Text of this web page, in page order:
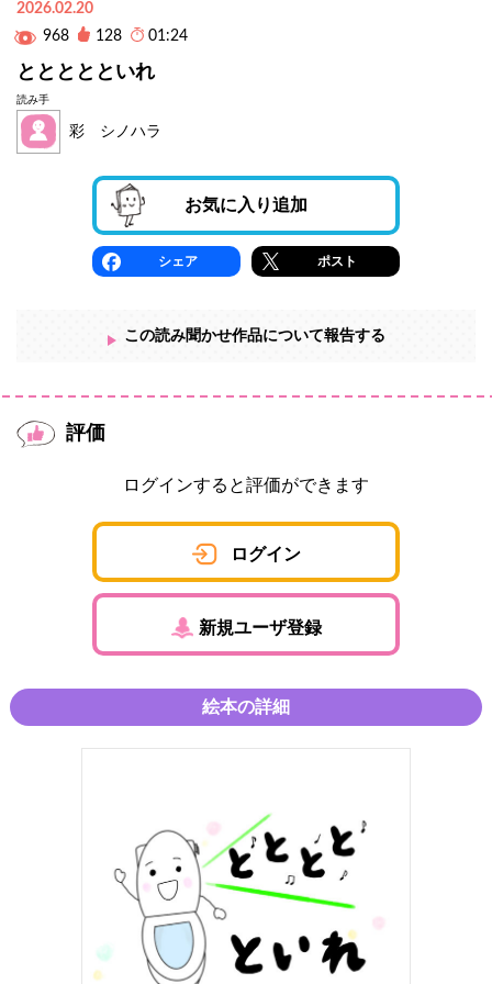
2026.02.20
968
128 01:24
ととととといれ
読み手
彩 シノハラ
お気に入り追加
シェア ポスト
この読み聞かせ作品について報告する
評価
ログインすると評価ができます
ログイン
新規ユーザ登録
絵本の詳細